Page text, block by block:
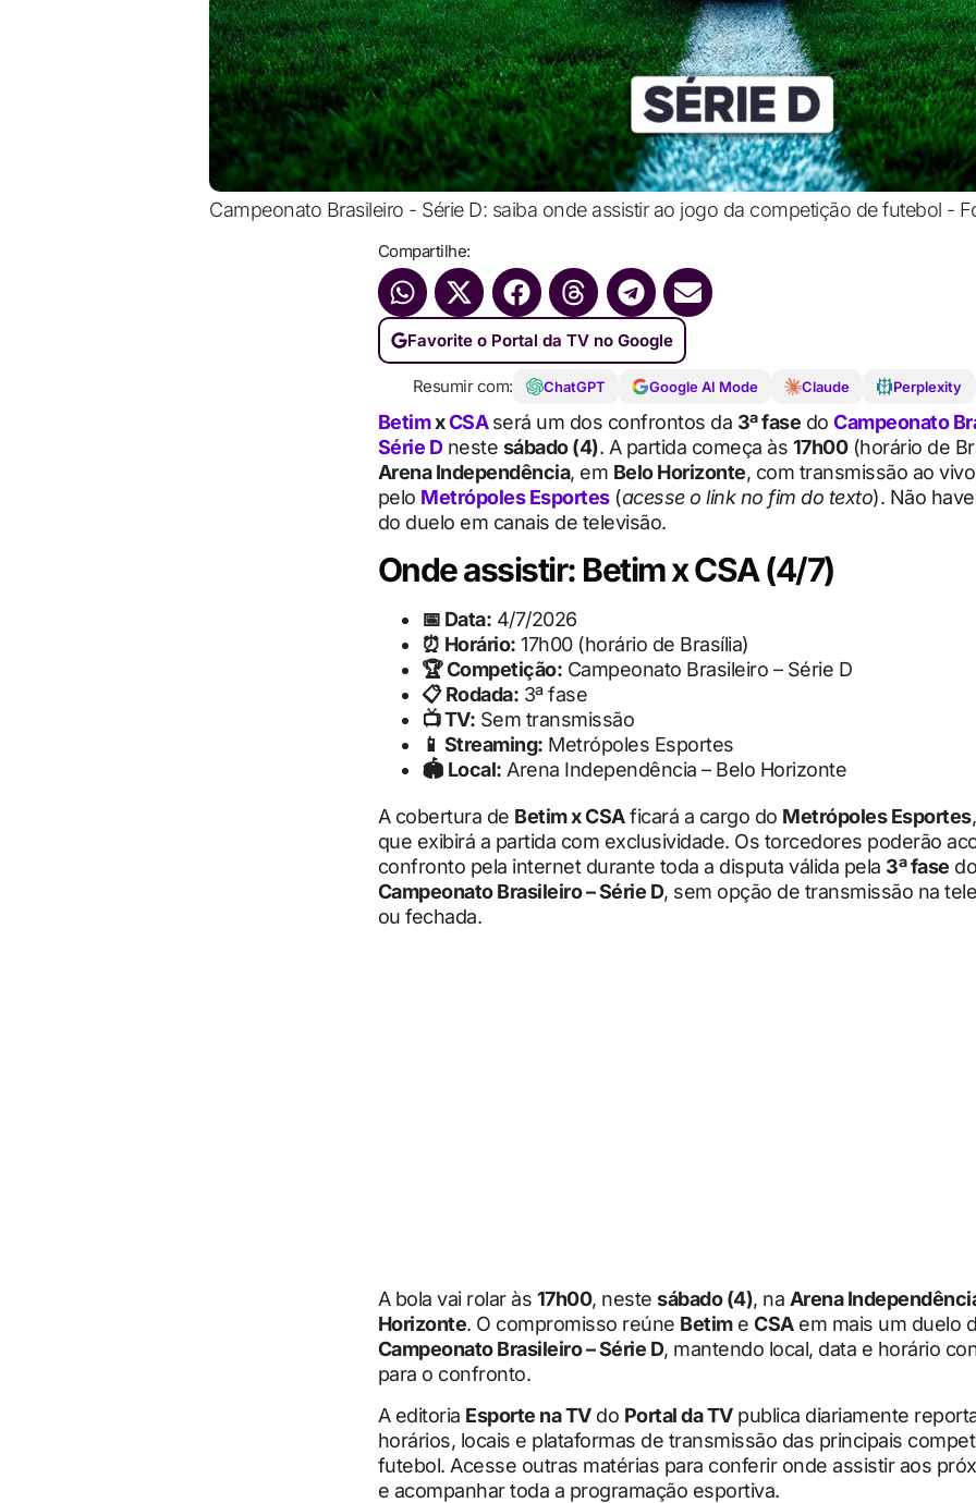
Campeonato Brasileiro - Série D: saiba onde assistir ao jogo da competição de futebol -
Compartilhe:
Favorite o Portal da TV no Google
Resumir com: ChatGPT Google AI Mode Claude Perplexity
BetimxCSAserá um dos confrontos da 3ª fase do Campeonato
Série Dneste sábado (4). A partida começa às 17h00(horário de
Arena Independência, em Belo Horizonte, com transmissão ao
pelo Metrópoles Esportes(acesse o link no fim do texto). Não
do duelo em canais de televisão.
Onde assistir: Betim x CSA (4/7)
📅 Data: 4/7/2026
⏰ Horário: 17h00 (horário de Brasília)
🏆 Competição: Campeonato Brasileiro – Série D
📋 Rodada: 3ª fase
📺 TV: Sem transmissão
📱 Streaming: Metrópoles Esportes
🏟 Local: Arena Independência – Belo Horizonte
A cobertura de Betim x CSAficará a cargo do Metrópoles Esportes
que exibirá a partida com exclusividade. Os torcedores poderão
confronto pela internet durante toda a disputa válida pela 3ª fase do
Campeonato Brasileiro – Série D, sem opção de transmissão na
ou fechada.
A bola vai rolar às 17h00, neste sábado (4), na Arena
Horizonte. O compromisso reúne Betime CSAem mais um duelo
Campeonato Brasileiro – Série D, mantendo local, data e horário
para o confronto.
A editoria Esporte na TVdo Portal da TVpublica diariamente
horários, locais e plataformas de transmissão das principais
futebol. Acesse outras matérias para conferir onde assistir aos
e acompanhar toda a programação esportiva.